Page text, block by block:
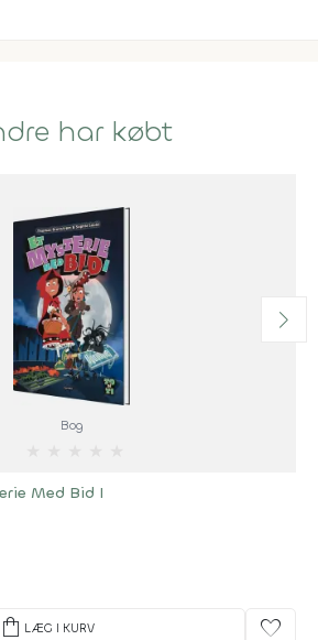
har købt
Bog
Med Bid I
shopping_bag LÆG I KURV favorite